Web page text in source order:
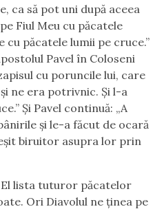
ca să pot uni după aceea
Fiul Meu cu păcatele
cu păcatele lumii pe cruce.”
Pavel în Coloseni
cu poruncile lui, care
ne era potrivnic. Și l-a
Și Pavel continuă: „A
și le-a făcut de ocară
biruitor asupra lor prin
lista tuturor păcatelor
Ori Diavolul ne ținea pe